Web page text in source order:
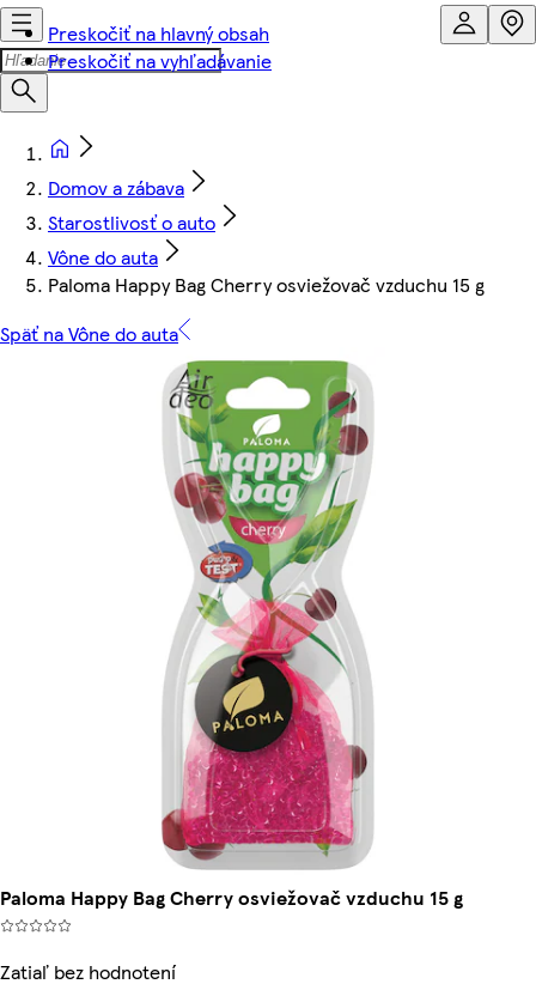
Preskočiť na hlavný obsah
Preskočiť na vyhľadávanie
Domov a zábava
Starostlivosť o auto
Vône do auta
Paloma Happy Bag Cherry osviežovač vzduchu 15 g
Späť na Vône do auta
Paloma Happy Bag Cherry osviežovač vzduchu 15 g
Zatiaľ bez hodnotení